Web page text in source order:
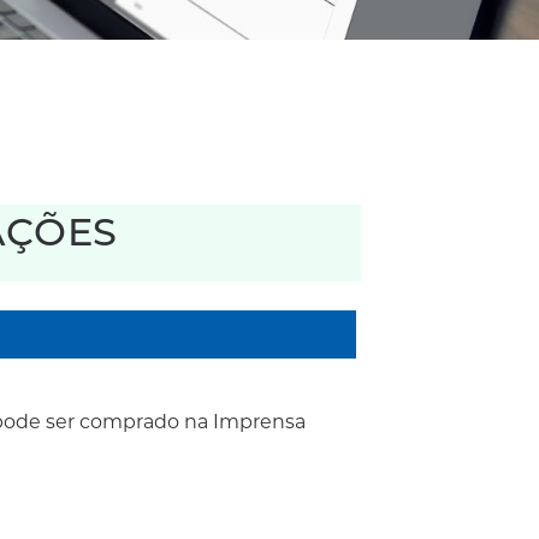
ser comprado na Imprensa